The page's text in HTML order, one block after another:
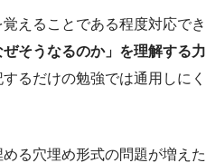
えることである程度対応でき
ぜそうなるのか」を理解する力
るだけの勉強では通用しにく
る穴埋め形式の問題が増えた